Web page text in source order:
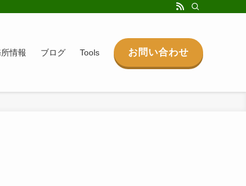
情報 ブログ Tools お問い合わせ